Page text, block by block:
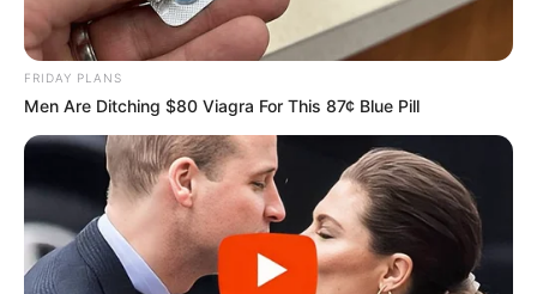
ดวงรายวัน ดูดวง อ.แก้วตา คุยดวง ดูดวงปี 62 ดูดวงรายวัน
ABOUT THE AUTHOR
เจ้าหมอดู
FRIDAY PLANS
Men Are Ditching $80 Viagra For This 87¢ Blue Pill